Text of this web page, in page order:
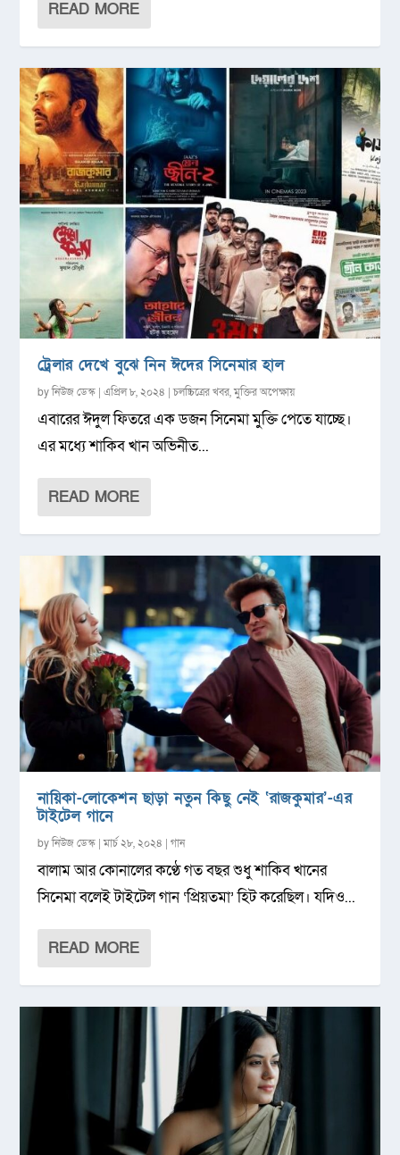
READ MORE
ট্রেলার দেখে বুঝে নিন ঈদের সিনেমার হাল
byনিউজ ডেস্ক |এপ্রিল ৮, ২০২৪ |চলচ্চিত্রের খবর,মুক্তির অপেক্ষায়
এবারের ঈদুল ফিতরে এক ডজন সিনেমা মুক্তি পেতে যাচ্ছে।
এর মধ্যে শাকিব খান অভিনীত...
READ MORE
নায়িকা-লোকেশন ছাড়া নতুন কিছু নেই ‘রাজকুমার’-এর
টাইটেল গানে
byনিউজ ডেস্ক |মার্চ ২৮, ২০২৪ |গান
বালাম আর কোনালের কণ্ঠে গত বছর শুধু শাকিব খানের
সিনেমা বলেই টাইটেল গান ‘প্রিয়তমা’ হিট করেছিল। যদিও...
READ MORE